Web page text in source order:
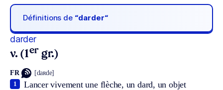
Définitions de “darder“
darder
v. (1er gr.)
FR [daʀde]
Lancer vivement une flèche, un dard, un objet
1